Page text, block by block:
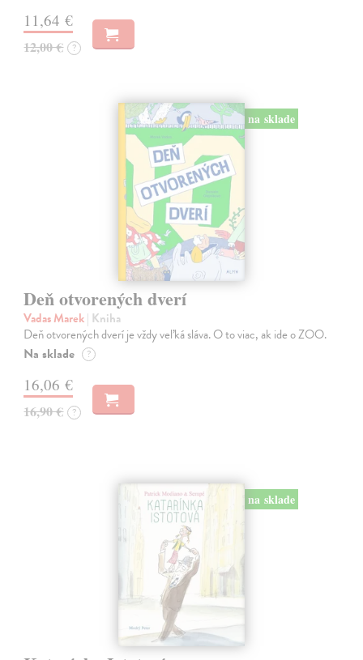
11,64 €
12,00 € ?
na sklade
Deň otvorených dverí
Vadas Marek| Kniha
Deň otvorených dverí je vždy veľká sláva. O to viac, ak ide o ZOO.
Na sklade ?
16,06 €
16,90 € ?
na sklade